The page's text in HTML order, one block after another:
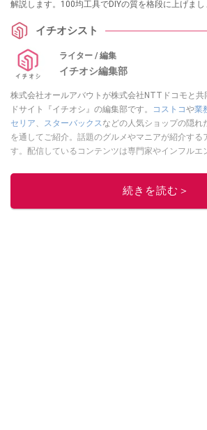
解説します。100均工具でDIYの質を格段に上げまし
イチオシスト
ライター / 編集
イチオシ編集部
株式会社オールアバウトが株式会社NTTドコモと共
ドサイト『イチオシ』の編集部です。
コストコや業
セリア、 スターバックスなどの人気ショップの隠れ
を通してご紹介。話題のグルメやマニアが紹介する
す。配信しているコンテンツは専門家やインフルエ
ニュースでフォロー
続きを読む＞